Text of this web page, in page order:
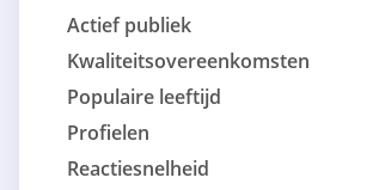
Actief publiek
Kwaliteitsovereenkomsten
Populaire leeftijd
Profielen
Reactiesnelheid